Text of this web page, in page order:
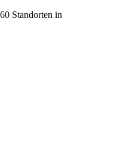
Standorten in